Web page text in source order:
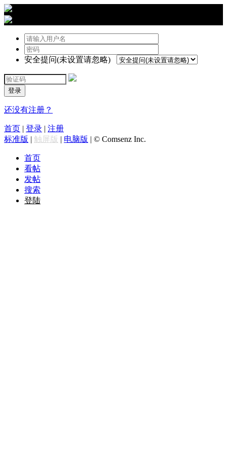
安全提问(未设置请忽略)
登录
还没有注册？
首页 | 登录 | 注册
标准版 | 触屏版 | 电脑版 | © Comsenz Inc.
首页
看帖
发帖
搜索
登陆